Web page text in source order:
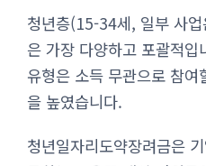
청년층(15-34세, 일부 사
은 가장 다양하고 포괄적
유형은 소득 무관으로 참
을 높였습니다.
청년일자리도약장려금은